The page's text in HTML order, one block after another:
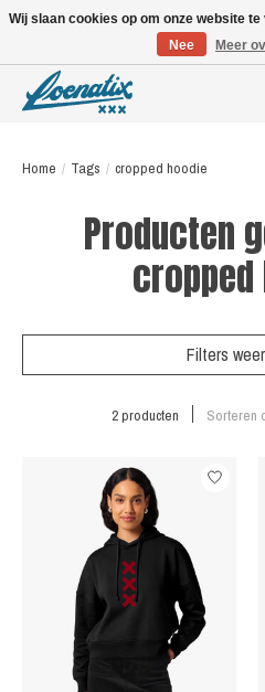
Home / Tags / cropped hoodie
Producten
Filters
2 producten Sorteren
Wij slaan cookies op om onze website
Nee
Meer